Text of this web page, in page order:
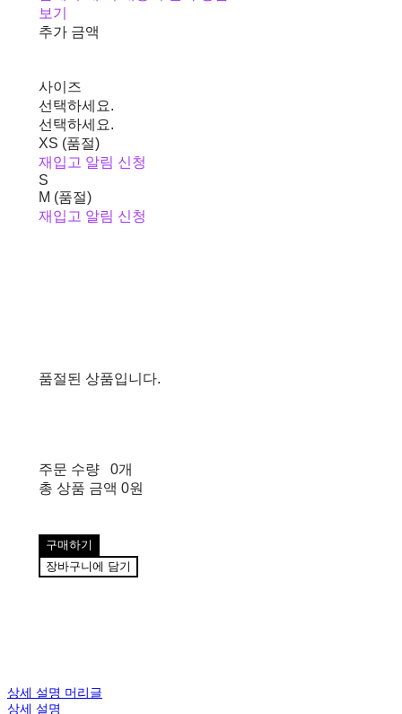
보기
추가 금액
사이즈
선택하세요.
선택하세요.
XS (품절)
재입고 알림 신청
S
M (품절)
재입고 알림 신청
품절된 상품입니다.
주문 수량
0개
총 상품 금액 0원
구매하기
장바구니에 담기
상세 설명 머리글
상세 설명